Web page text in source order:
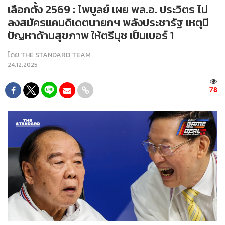
เลือกตั้ง 2569 : ไพบูลย์ เผย พล.อ. ประวิตร ไม่
ลงสมัครแคนดิเดตนายกฯ พลังประชารัฐ เหตุมี
ปัญหาด้านสุขภาพ ให้ตรีนุช เป็นเบอร์ 1
โดย THE STANDARD TEAM
24.12.2025
78